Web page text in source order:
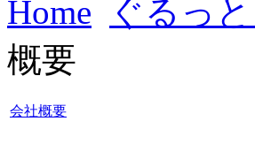
Home ぐるっ
概要
会社概要